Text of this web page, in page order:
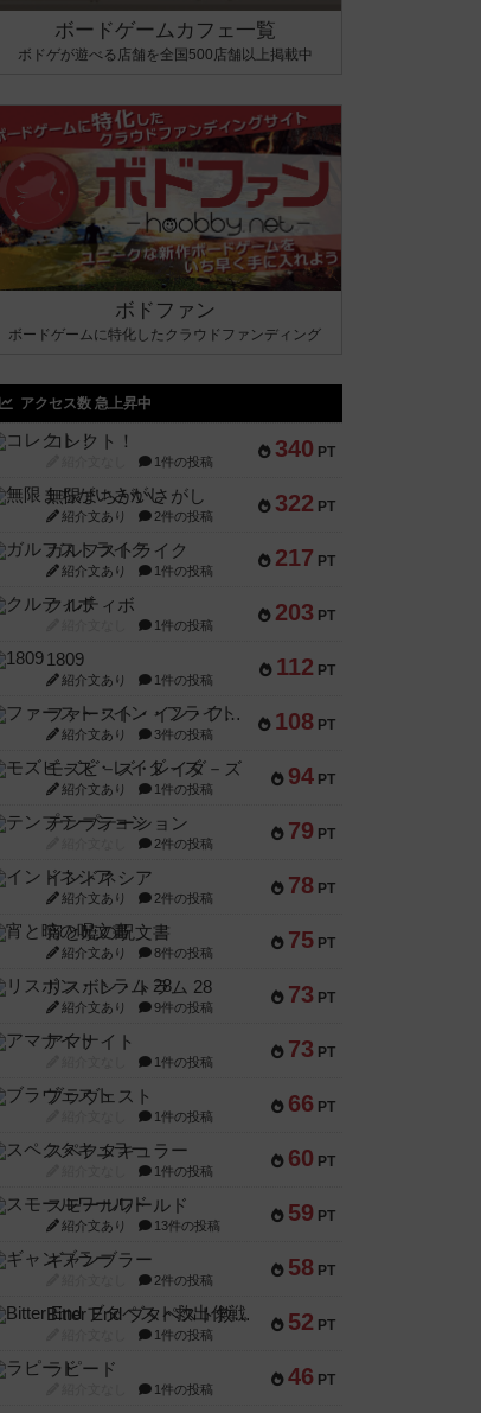
ボードゲームカフェ一覧
ボドゲが遊べる店舗を全国500店舗以上掲載中
ボドファン
ボードゲームに特化したクラウドファンディング
アクセス数 急上昇中
340 PT
コレクト！
1件の投稿
322 PT
無限まちがいさがし
紹介文あり 2件の投稿
217 PT
ガルフストライク
紹介文あり 1件の投稿
203 PT
クルティボ
1件の投稿
112 PT
1809
紹介文あり 1件の投稿
108 PT
ファースト・イン・フライト
紹介文あり 3件の投稿
94 PT
モズビ－ズ・レイダ－ズ
紹介文あり 1件の投稿
79 PT
テンプテーション
2件の投稿
78 PT
インドネシア
紹介文あり 2件の投稿
75 PT
宵と暁の呪文書
紹介文あり 8件の投稿
73 PT
リスボン・トラム 28
紹介文あり 9件の投稿
73 PT
アマナイト
1件の投稿
66 PT
ブラヴェスト
1件の投稿
60 PT
スペクタキュラー
1件の投稿
59 PT
スモールワールド
紹介文あり 13件の投稿
58 PT
ギャンブラー
2件の投稿
52 PT
Bitter End ブタペスト救出作戦
1件の投稿
46 PT
ラピード
1件の投稿